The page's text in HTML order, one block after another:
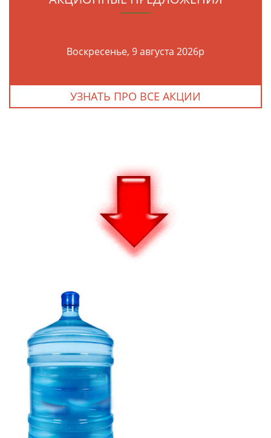
Воскресенье, 9 августа 2026р
УЗНАТЬ ПРО ВСЕ АКЦИИ